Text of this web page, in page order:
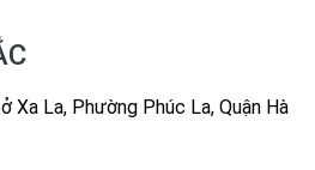
Xa La, Phường Phúc La, Quận Hà